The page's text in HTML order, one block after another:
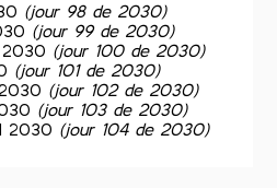
(jour 98 de 2030)
(jour 99 de 2030)
2030 (jour 100 de 2030)
(jour 101 de 2030)
(jour 102 de 2030)
(jour 103 de 2030)
2030 (jour 104 de 2030)